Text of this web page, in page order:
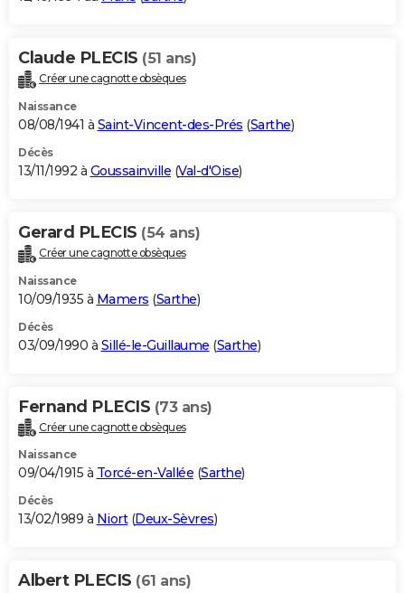
Claude PLECIS (51 ans)
Créer une cagnotte obsèques
Naissance
08/08/1941 à Saint-Vincent-des-Prés (Sarthe)
Décès
13/11/1992 à Goussainville (Val-d'Oise)
Gerard PLECIS (54 ans)
Créer une cagnotte obsèques
Naissance
10/09/1935 à Mamers (Sarthe)
Décès
03/09/1990 à Sillé-le-Guillaume (Sarthe)
Fernand PLECIS (73 ans)
Créer une cagnotte obsèques
Naissance
09/04/1915 à Torcé-en-Vallée (Sarthe)
Décès
13/02/1989 à Niort(Deux-Sèvres)
Albert PLECIS (61 ans)